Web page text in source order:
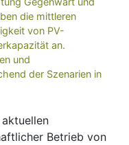
die mittleren
von PV-
an.
und
der Szenarien in
Betrieb von